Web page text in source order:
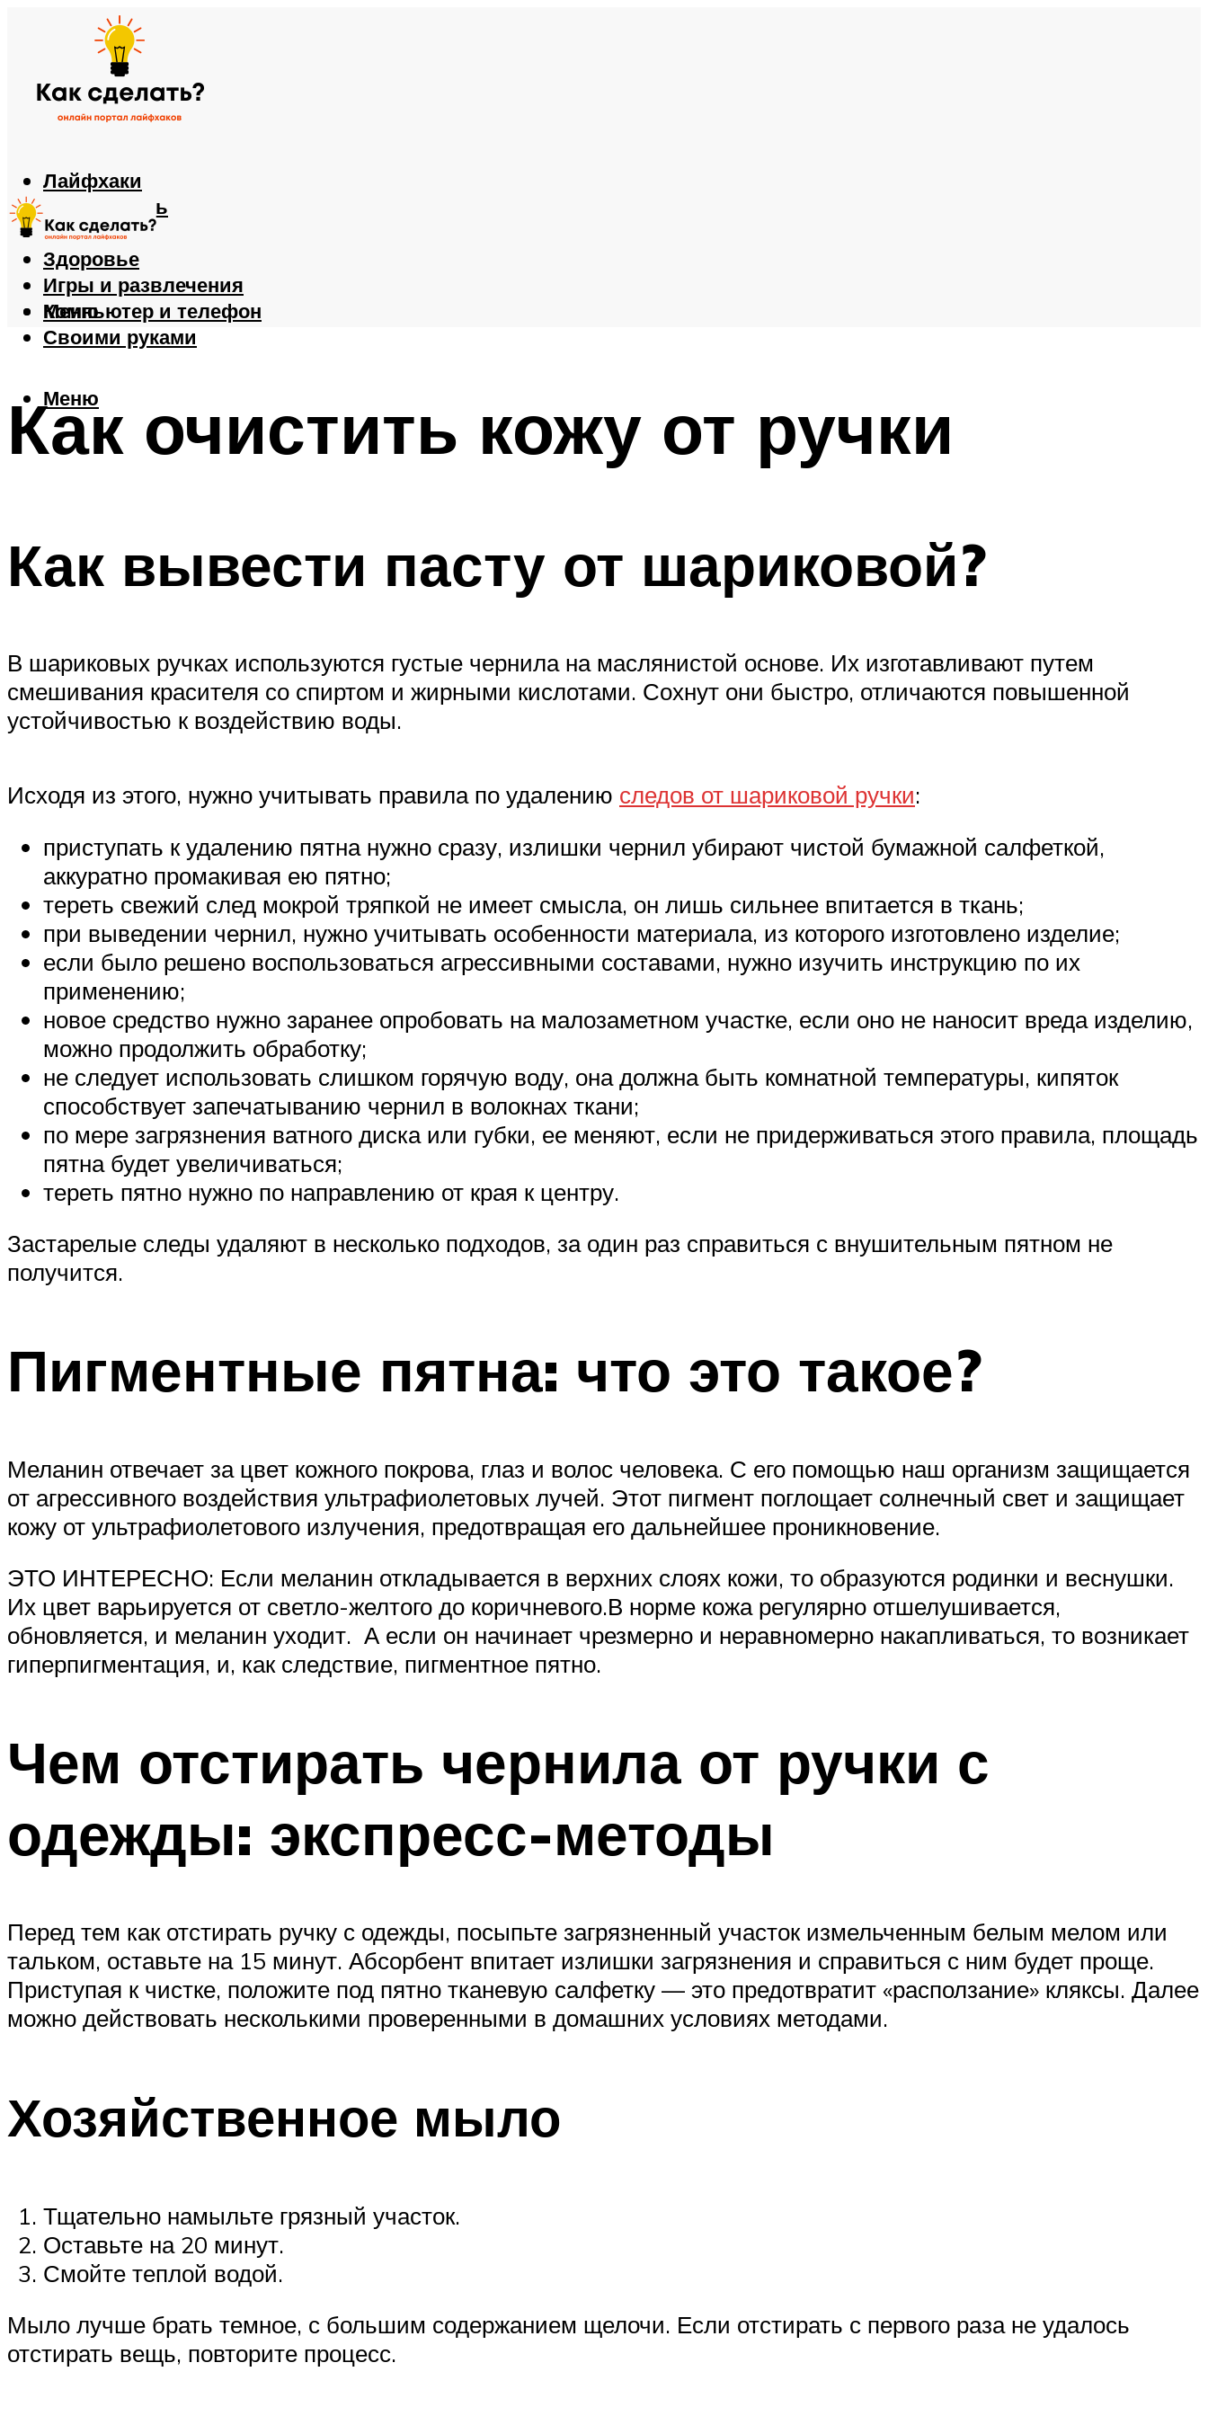
Лайфхаки
Автомобиль
Еда
Здоровье
Игры и развлечения
Компьютер и телефон
Своими руками
Меню
Меню
Как очистить кожу от ручки
Как вывести пасту от шариковой?
В шариковых ручках используются густые чернила на маслянистой основе. Их изготавливают путем
смешивания красителя со спиртом и жирными кислотами. Сохнут они быстро, отличаются повышенной
устойчивостью к воздействию воды.
Исходя из этого, нужно учитывать правила по удалению следов от шариковой ручки:
приступать к удалению пятна нужно сразу, излишки чернил убирают чистой бумажной салфеткой,
аккуратно промакивая ею пятно;
тереть свежий след мокрой тряпкой не имеет смысла, он лишь сильнее впитается в ткань;
при выведении чернил, нужно учитывать особенности материала, из которого изготовлено изделие;
если было решено воспользоваться агрессивными составами, нужно изучить инструкцию по их
применению;
новое средство нужно заранее опробовать на малозаметном участке, если оно не наносит вреда изделию,
можно продолжить обработку;
не следует использовать слишком горячую воду, она должна быть комнатной температуры, кипяток
способствует запечатыванию чернил в волокнах ткани;
по мере загрязнения ватного диска или губки, ее меняют, если не придерживаться этого правила, площадь
пятна будет увеличиваться;
тереть пятно нужно по направлению от края к центру.
Застарелые следы удаляют в несколько подходов, за один раз справиться с внушительным пятном не
получится.
Пигментные пятна: что это такое?
Меланин отвечает за цвет кожного покрова, глаз и волос человека. С его помощью наш организм защищается
от агрессивного воздействия ультрафиолетовых лучей. Этот пигмент поглощает солнечный свет и защищает
кожу от ультрафиолетового излучения, предотвращая его дальнейшее проникновение.
ЭТО ИНТЕРЕСНО: Если меланин откладывается в верхних слоях кожи, то образуются родинки и веснушки.
Их цвет варьируется от светло-желтого до коричневого.В норме кожа регулярно отшелушивается,
обновляется, и меланин уходит. А если он начинает чрезмерно и неравномерно накапливаться, то возникает
гиперпигментация, и, как следствие, пигментное пятно.
Чем отстирать чернила от ручки с
одежды: экспресс-методы
Перед тем как отстирать ручку с одежды, посыпьте загрязненный участок измельченным белым мелом или
тальком, оставьте на 15 минут. Абсорбент впитает излишки загрязнения и справиться с ним будет проще.
Приступая к чистке, положите под пятно тканевую салфетку — это предотвратит «расползание» кляксы. Далее
можно действовать несколькими проверенными в домашних условиях методами.
Хозяйственное мыло
Тщательно намыльте грязный участок.
Оставьте на 20 минут.
Смойте теплой водой.
Мыло лучше брать темное, с большим содержанием щелочи. Если отстирать с первого раза не удалось
отстирать вещь, повторите процесс.